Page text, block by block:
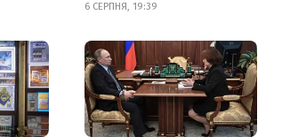
6 СЕРПНЯ, 19:39